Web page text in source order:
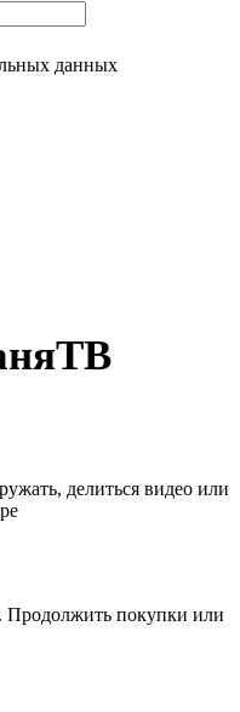
данных
делиться видео или
Продолжить покупки или